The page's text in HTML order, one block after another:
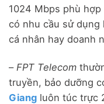
1024 Mbps phù
có nhu cầu sử dụng
cá nhân hay doanh
– FPT Telecom
truyền, bảo dưỡng
Giang luôn túc trực